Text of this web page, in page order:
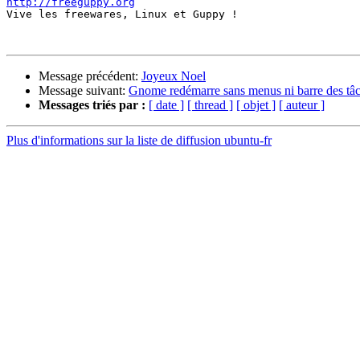
Vive les freewares, Linux et Guppy !
Message précédent: Joyeux Noel
Message suivant: Gnome redémarre sans menus ni barre des
Messages triés par : [ date ] [ thread ] [ objet ] [ auteur ]
Plus d'informations sur la liste de diffusion ubuntu-fr